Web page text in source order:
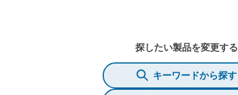
探したい製品を変更する
キーワードから探す